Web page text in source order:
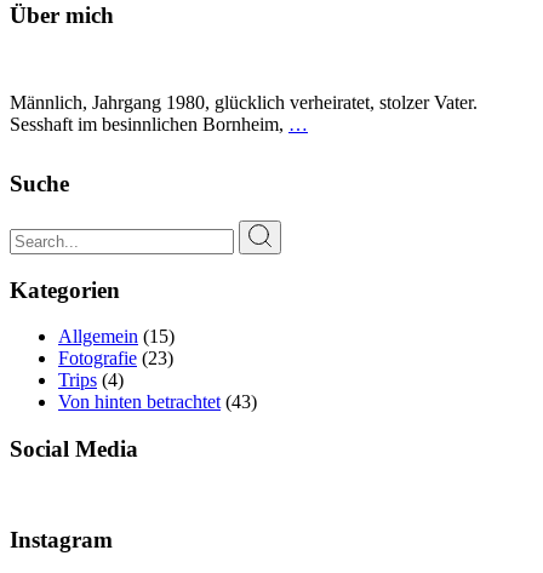
Über mich
Männlich, Jahrgang 1980, glücklich verheiratet, stolzer Vater.
Sesshaft im besinnlichen Bornheim, …
Suche
Search
for:
Kategorien
Allgemein (15)
Fotografie (23)
Trips (4)
Von hinten betrachtet (43)
Social Media
Instagram